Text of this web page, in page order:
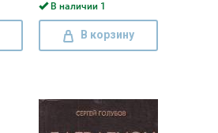
В наличии 1
В корзину